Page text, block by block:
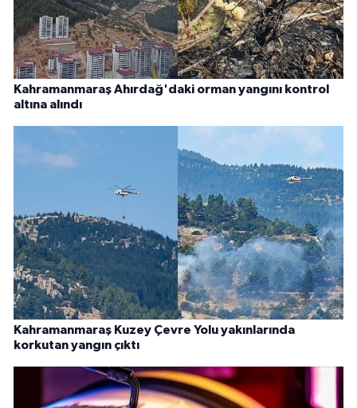
Kahramanmaraş Ahırdağ'daki orman yangını kontrol
altına alındı
Kahramanmaraş Kuzey Çevre Yolu yakınlarında
korkutan yangın çıktı